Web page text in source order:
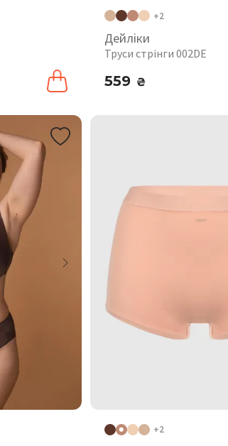
+2
Дейліки
Труси стрінги 002DE
559 ₴
+2